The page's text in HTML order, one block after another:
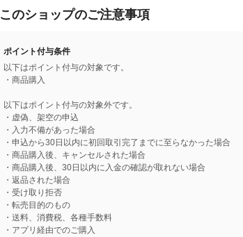
このショップのご注意事項
ポイント付与条件
以下はポイント付与の対象です。
・商品購入
以下はポイント付与の対象外です。
・虚偽、架空の申込
・入力不備があった場合
・申込から30日以内に初回取引完了までに至らなかった場合
・商品購入後、キャンセルされた場合
・商品購入後、30日以内に入金の確認が取れない場合
・返品された場合
・受け取り拒否
・転売目的のもの
・送料、消費税、各種手数料
・アプリ経由でのご購入